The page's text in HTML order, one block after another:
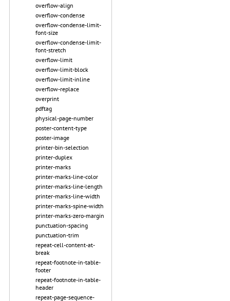
overflow-align
overflow-condense
overflow-condense-limit-
font-size
overflow-condense-limit-
font-stretch
overflow-limit
overflow-limit-block
overflow-limit-inline
overflow-replace
overprint
pdftag
physical-page-number
poster-content-type
poster-image
printer-bin-selection
printer-duplex
printer-marks
printer-marks-line-color
printer-marks-line-length
printer-marks-line-width
printer-marks-spine-width
printer-marks-zero-margin
punctuation-spacing
punctuation-trim
repeat-cell-content-at-
break
repeat-footnote-in-table-
footer
repeat-footnote-in-table-
header
repeat-page-sequence-